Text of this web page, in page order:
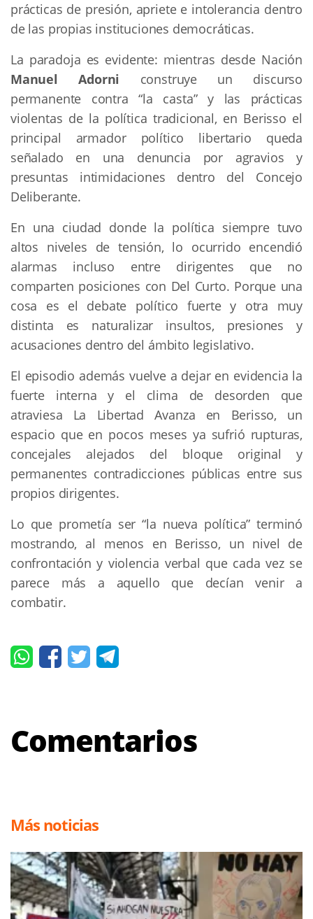
prácticas de presión, apriete e intolerancia dentro
de las propias instituciones democráticas.
La paradoja es evidente: mientras desde Nación
Manuel Adorni construye un discurso
permanente contra “la casta” y las prácticas
violentas de la política tradicional, en Berisso el
principal armador político libertario queda
señalado en una denuncia por agravios y
presuntas intimidaciones dentro del Concejo
Deliberante.
En una ciudad donde la política siempre tuvo
altos niveles de tensión, lo ocurrido encendió
alarmas incluso entre dirigentes que no
comparten posiciones con Del Curto. Porque una
cosa es el debate político fuerte y otra muy
distinta es naturalizar insultos, presiones y
acusaciones dentro del ámbito legislativo.
El episodio además vuelve a dejar en evidencia la
fuerte interna y el clima de desorden que
atraviesa La Libertad Avanza en Berisso, un
espacio que en pocos meses ya sufrió rupturas,
concejales alejados del bloque original y
permanentes contradicciones públicas entre sus
propios dirigentes.
Lo que prometía ser “la nueva política” terminó
mostrando, al menos en Berisso, un nivel de
confrontación y violencia verbal que cada vez se
parece más a aquello que decían venir a
combatir.
Comentarios
Más noticias